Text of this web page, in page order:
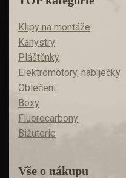
Klipy na montáže
Kanystry
Pláštěnky
Elektromotory, nabíječky
Oblečení
Boxy
Fluorocarbony
Bižuterie
Vše o nákupu